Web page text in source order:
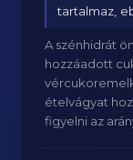
tartalmaz,
A szénhidrát
hozzáadott
ételvágyat
figyelni az